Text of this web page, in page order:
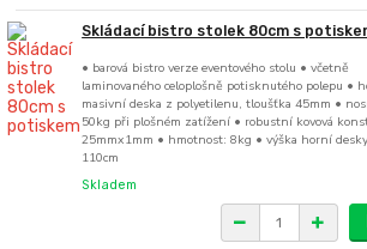
Skládací bistro stolek 80cm s
• barová bistro verze eventového stolu • včetně
laminovaného celoplošně potisknutého polepu •
masivní deska z polyetilenu, tloušťka 45mm •
50kg při plošném zatížení • robustní kovová
25mmx1mm • hmotnost: 8kg • výška horní
110cm
Skladem